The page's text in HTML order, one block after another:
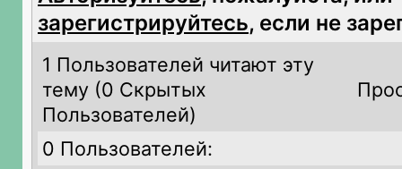
зарегистрируйтесь, если не
1 Пользователей читают эту
тему (0 Скрытых
Пользователей)
0 Пользователей: